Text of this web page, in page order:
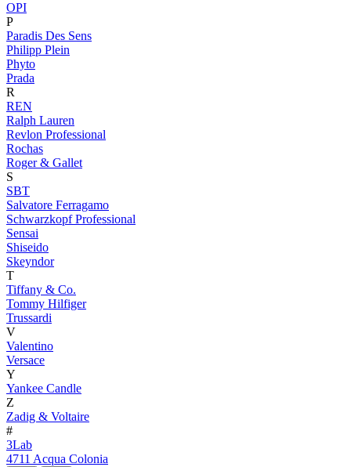
OPI
P
Paradis Des Sens
Philipp Plein
Phyto
Prada
R
REN
Ralph Lauren
Revlon Professional
Rochas
Roger & Gallet
S
SBT
Salvatore Ferragamo
Schwarzkopf Professional
Sensai
Shiseido
Skeyndor
T
Tiffany & Co.
Tommy Hilfiger
Trussardi
V
Valentino
Versace
Y
Yankee Candle
Z
Zadig & Voltaire
#
3Lab
4711 Acqua Colonia